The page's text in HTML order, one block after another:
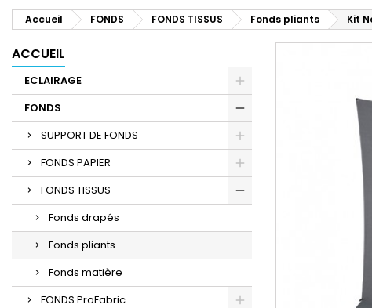
Accueil FONDS FONDS TISSUS Fonds pliants Kit
ACCUEIL
ECLAIRAGE
FONDS
SUPPORT DE FONDS
FONDS PAPIER
FONDS TISSUS
Fonds drapés
Fonds pliants
Fonds matière
FONDS ProFabric